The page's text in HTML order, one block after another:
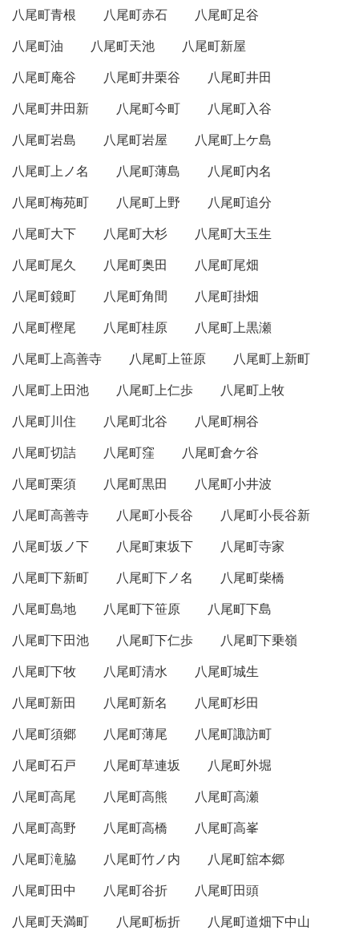
八尾町青根 八尾町赤石
八尾町足谷
八尾町油
八尾町天池
八尾町新屋
八尾町庵谷
八尾町井栗谷
八尾町井田
八尾町井田新
八尾町今町
八尾町入谷
八尾町岩島
八尾町岩屋
八尾町上ケ島
八尾町上ノ名
八尾町薄島
八尾町内名
八尾町梅苑町
八尾町上野
八尾町追分
八尾町大下
八尾町大杉
八尾町大玉生
八尾町尾久
八尾町奥田
八尾町尾畑
八尾町鏡町
八尾町角間
八尾町掛畑
八尾町樫尾
八尾町桂原
八尾町上黒瀬
八尾町上高善寺
八尾町上笹原
八尾町上新町
八尾町上田池
八尾町上仁歩
八尾町上牧
八尾町川住
八尾町北谷
八尾町桐谷
八尾町切詰
八尾町窪
八尾町倉ケ谷
八尾町栗須
八尾町黒田
八尾町小井波
八尾町高善寺
八尾町小長谷
八尾町小長谷新
八尾町坂ノ下
八尾町東坂下
八尾町寺家
八尾町下新町
八尾町下ノ名
八尾町柴橋
八尾町島地
八尾町下笹原
八尾町下島
八尾町下田池
八尾町下仁歩
八尾町下乗嶺
八尾町下牧
八尾町清水
八尾町城生
八尾町新田
八尾町新名
八尾町杉田
八尾町須郷
八尾町薄尾
八尾町諏訪町
八尾町石戸
八尾町草連坂
八尾町外堀
八尾町高尾
八尾町高熊
八尾町高瀬
八尾町高野
八尾町高橋
八尾町高峯
八尾町滝脇
八尾町竹ノ内
八尾町舘本郷
八尾町田中
八尾町谷折
八尾町田頭
八尾町天満町
八尾町栃折
八尾町道畑下中山